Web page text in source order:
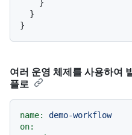
여러 운영 체제를 사용하여
플로
name:
demo-workflow
on: